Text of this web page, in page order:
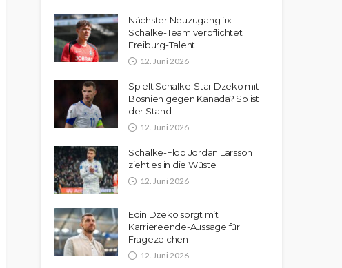
Nächster Neuzugang fix:
Schalke-Team verpflichtet
Freiburg-Talent
12. Juni 2026
Spielt Schalke-Star Dzeko mit
Bosnien gegen Kanada? So ist
der Stand
12. Juni 2026
Schalke-Flop Jordan Larsson
zieht es in die Wüste
12. Juni 2026
Edin Dzeko sorgt mit
Karriereende-Aussage für
Fragezeichen
12. Juni 2026